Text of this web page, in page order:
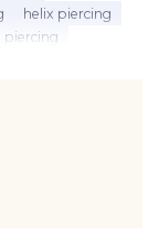
helix piercing
piercing